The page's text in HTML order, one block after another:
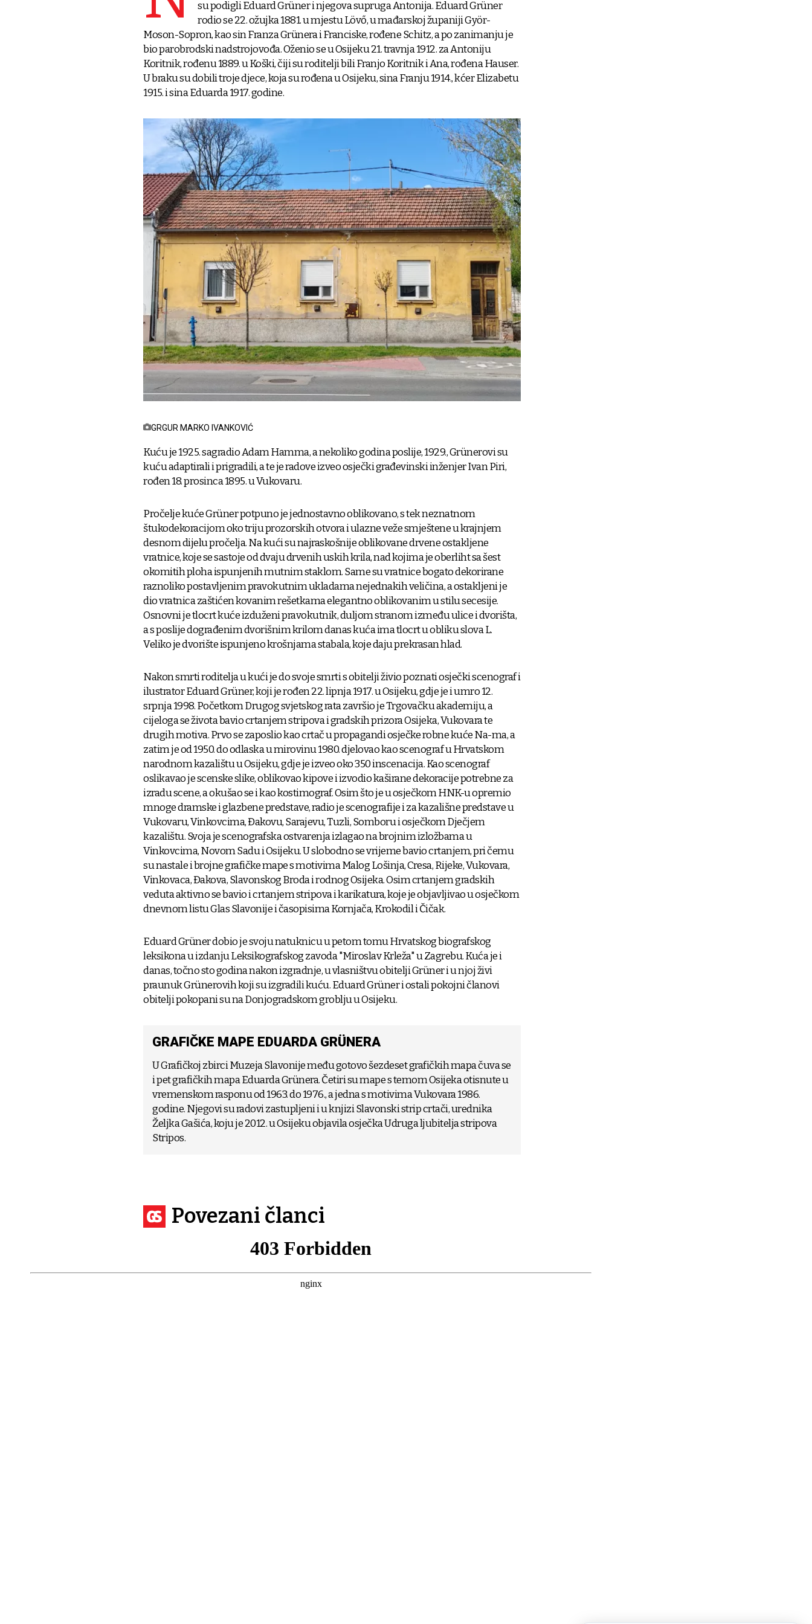
su podigli Eduard Grüner i njegova supruga Antonija. Eduard Grüner
rodio se 22. ožujka 1881. u mjestu Lövő, u mađarskoj županiji Györ-
Moson-Sopron, kao sin Franza Grünera i Franciske, rođene Schitz, a po zanimanju je
bio parobrodski nadstrojovođa. Oženio se u Osijeku 21. travnja 1912. za Antoniju
Koritnik, rođenu 1889. u Koški, čiji su roditelji bili Franjo Koritnik i Ana, rođena Hauser.
U braku su dobili troje djece, koja su rođena u Osijeku, sina Franju 1914., kćer Elizabetu
1915. i sina Eduarda 1917. godine.
GRGUR MARKO IVANKOVIĆ
Kuću je 1925. sagradio Adam Hamma, a nekoliko godina poslije, 1929., Grünerovi su
kuću adaptirali i prigradili, a te je radove izveo osječki građevinski inženjer Ivan Piri,
rođen 18. prosinca 1895. u Vukovaru.
Pročelje kuće Grüner potpuno je jednostavno oblikovano, s tek neznatnom
štukodekoracijom oko triju prozorskih otvora i ulazne veže smještene u krajnjem
desnom dijelu pročelja. Na kući su najraskošnije oblikovane drvene ostakljene
vratnice, koje se sastoje od dvaju drvenih uskih krila, nad kojima je oberliht sa šest
okomitih ploha ispunjenih mutnim staklom. Same su vratnice bogato dekorirane
raznoliko postavljenim pravokutnim ukladama nejednakih veličina, a ostakljeni je
dio vratnica zaštićen kovanim rešetkama elegantno oblikovanim u stilu secesije.
Osnovni je tlocrt kuće izduženi pravokutnik, duljom stranom između ulice i dvorišta,
a s poslije dograđenim dvorišnim krilom danas kuća ima tlocrt u obliku slova L.
Veliko je dvorište ispunjeno krošnjama stabala, koje daju prekrasan hlad.
Nakon smrti roditelja u kući je do svoje smrti s obitelji živio poznati osječki scenograf i
ilustrator Eduard Grüner, koji je rođen 22. lipnja 1917. u Osijeku, gdje je i umro 12.
srpnja 1998. Početkom Drugog svjetskog rata završio je Trgovačku akademiju, a
cijeloga se života bavio crtanjem stripova i gradskih prizora Osijeka, Vukovara te
drugih motiva. Prvo se zaposlio kao crtač u propagandi osječke robne kuće Na-ma, a
zatim je od 1950. do odlaska u mirovinu 1980. djelovao kao scenograf u Hrvatskom
narodnom kazalištu u Osijeku, gdje je izveo oko 350 inscenacija. Kao scenograf
oslikavao je scenske slike, oblikovao kipove i izvodio kaširane dekoracije potrebne za
izradu scene, a okušao se i kao kostimograf. Osim što je u osječkom HNK-u opremio
mnoge dramske i glazbene predstave, radio je scenografije i za kazališne predstave u
Vukovaru, Vinkovcima, Đakovu, Sarajevu, Tuzli, Somboru i osječkom Dječjem
kazalištu. Svoja je scenografska ostvarenja izlagao na brojnim izložbama u
Vinkovcima, Novom Sadu i Osijeku. U slobodno se vrijeme bavio crtanjem, pri čemu
su nastale i brojne grafičke mape s motivima Malog Lošinja, Cresa, Rijeke, Vukovara,
Vinkovaca, Đakova, Slavonskog Broda i rodnog Osijeka. Osim crtanjem gradskih
veduta aktivno se bavio i crtanjem stripova i karikatura, koje je objavljivao u osječkom
dnevnom listu Glas Slavonije i časopisima Kornjača, Krokodil i Čičak.
Eduard Grüner dobio je svoju natuknicu u petom tomu Hrvatskog biografskog
leksikona u izdanju Leksikografskog zavoda "Miroslav Krleža" u Zagrebu. Kuća je i
danas, točno sto godina nakon izgradnje, u vlasništvu obitelji Grüner i u njoj živi
praunuk Grünerovih koji su izgradili kuću. Eduard Grüner i ostali pokojni članovi
obitelji pokopani su na Donjogradskom groblju u Osijeku.
GRAFIČKE MAPE EDUARDA GRÜNERA
U Grafičkoj zbirci Muzeja Slavonije među gotovo šezdeset grafičkih mapa čuva se
i pet grafičkih mapa Eduarda Grünera. Četiri su mape s temom Osijeka otisnute u
vremenskom rasponu od 1963. do 1976., a jedna s motivima Vukovara 1986.
godine. Njegovi su radovi zastupljeni i u knjizi Slavonski strip crtači, urednika
Željka Gašića, koju je 2012. u Osijeku objavila osječka Udruga ljubitelja stripova
Stripos.
Povezani članci